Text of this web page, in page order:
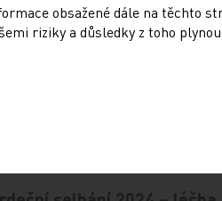
do péče jiného
metabolickém pacientovi
obsažené dále na těchto
riziky a důsledky z toho